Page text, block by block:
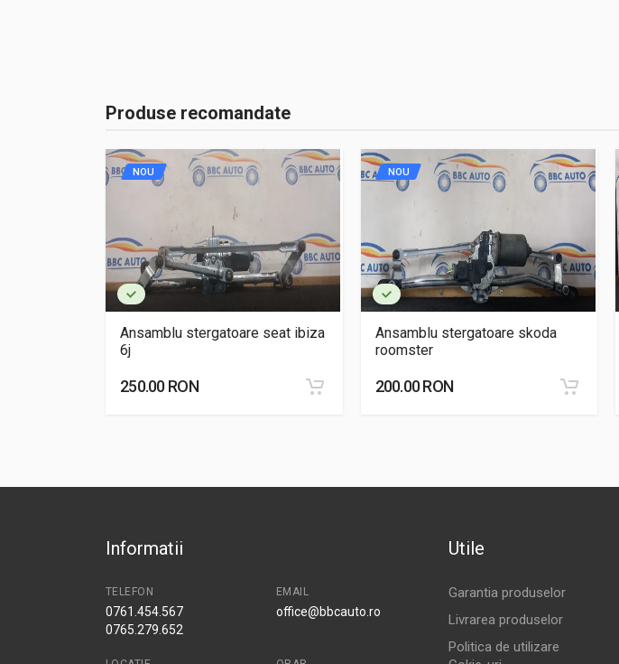
Produse recomandate
NOU
Ansamblu stergatoare seat ibiza
6j
250.00 RON
NOU
Ansamblu stergatoare skoda
roomster
200.00 RON
Informatii
TELEFON
0761.454.567
0765.279.652
EMAIL
office@bbcauto.ro
Utile
Garantia produselor
Livrarea produselor
Politica de utilizare